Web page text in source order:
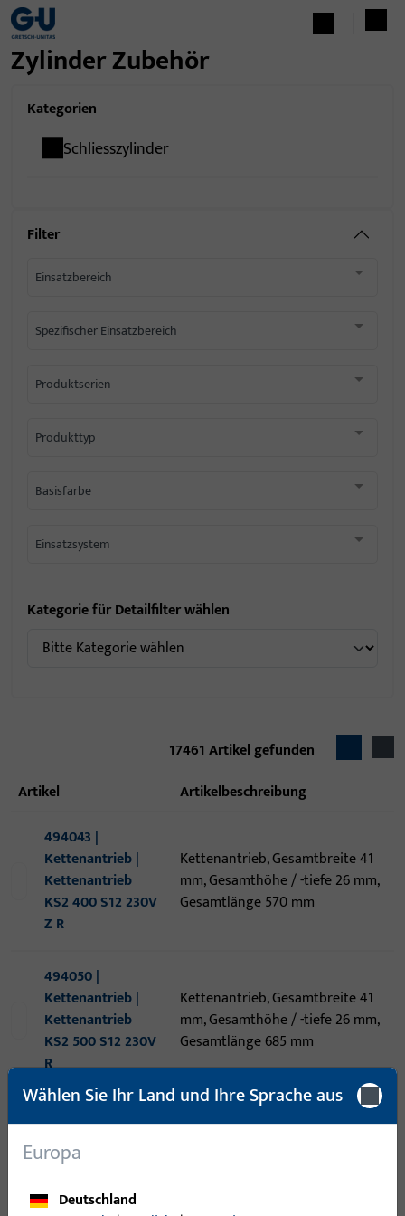
Zylinder Zubehör
Kategorien
Schliesszylinder
Filter
Einsatzbereich
Spezifischer Einsatzbereich
Produktserien
Produkttyp
Basisfarbe
Einsatzsystem
Kategorie für Detailfilter wählen
17461 Artikel gefunden
Artikel
Artikelbeschreibung
494043 |
Kettenantrieb |
Kettenantrieb
KS2 400 S12 230V
Z R
Kettenantrieb, Gesamtbreite 41
mm, Gesamthöhe / -tiefe 26 mm,
Gesamtlänge 570 mm
494050 |
Kettenantrieb |
Kettenantrieb
KS2 500 S12 230V
R
Kettenantrieb, Gesamtbreite 41
mm, Gesamthöhe / -tiefe 26 mm,
Gesamtlänge 685 mm
Kettenantrieb
230V Z mit Au
Wählen Sie Ihr Land und Ihre Sprache aus
Europa
Deutschland